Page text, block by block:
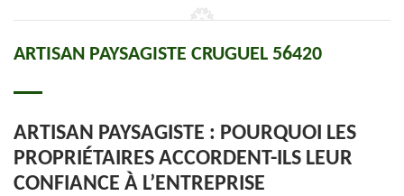
ARTISAN PAYSAGISTE CRUGUEL 56420
ARTISAN PAYSAGISTE : POURQUOI LES
PROPRIÉTAIRES ACCORDENT-ILS LEUR
CONFIANCE À L’ENTREPRISE